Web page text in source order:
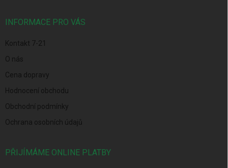
INFORMACE PRO VÁS
Kontakt 7-21
O nás
Cena dopravy
Hodnocení obchodu
Obchodní podmínky
Ochrana osobních údajů
PŘIJÍMÁME ONLINE PLATBY